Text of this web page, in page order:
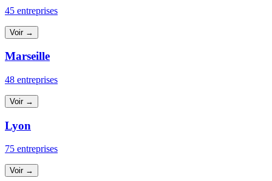
45 entreprises
Voir →
Marseille
48 entreprises
Voir →
Lyon
75 entreprises
Voir →